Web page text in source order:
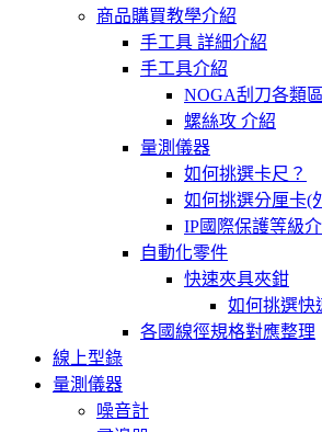
商品購買教學介紹
手工具 詳細介紹
手工具介紹
NOGA刮刀各類
螺絲攻 介紹
量測儀器
如何挑選卡尺？
如何挑選分厘卡(
IP國際保護等級
自動化零件
快速夾具夾鉗
如何挑選快
各國線徑規格對應整理
線上型錄
量測儀器
噪音計